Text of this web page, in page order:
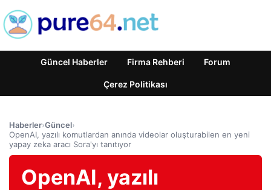
Güncel Haberler Firma Rehberi Forum
Çerez Politikası
Haberler›Güncel›
OpenAI, yazılı komutlardan anında videolar oluşturabilen en yeni
yapay zeka aracı Sora'yı tanıtıyor
OpenAI, yazılı